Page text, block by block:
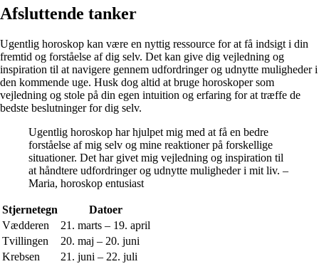
Afsluttende tanker
Ugentlig horoskop kan være en nyttig ressource for at få indsigt i din
fremtid og forståelse af dig selv. Det kan give dig vejledning og
inspiration til at navigere gennem udfordringer og udnytte muligheder i
den kommende uge. Husk dog altid at bruge horoskoper som
vejledning og stole på din egen intuition og erfaring for at træffe de
bedste beslutninger for dig selv.
Ugentlig horoskop har hjulpet mig med at få en bedre
forståelse af mig selv og mine reaktioner på forskellige
situationer. Det har givet mig vejledning og inspiration til
at håndtere udfordringer og udnytte muligheder i mit liv. –
Maria, horoskop entusiast
Stjernetegn
Datoer
Vædderen
21. marts – 19. april
Tvillingen
20. maj – 20. juni
Krebsen
21. juni – 22. juli